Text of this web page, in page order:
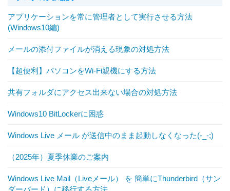
アプリケーションを常に管理者として実行させる方法
(Windows10編)
メールの添付ファイルが消える現象の対処方法
【超便利】パソコンをWi-Fi親機にする方法
共有フォルダにアクセス出来ない場合の対処方法
Windows10 BitLockerに困惑
Windows Live メール が送信中のまま起動しなくなった(-_-;)
（2025年）夏季休業のご案内
Windows Live Mail（Liveメール） を 簡単にThunderbird（サン